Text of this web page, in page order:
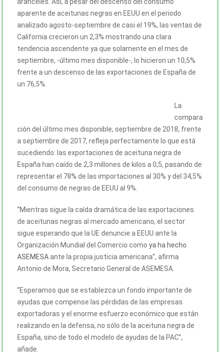
aparente de aceitunas negras en EEUU en el periodo
analizado agosto-septiembre de casi el 19%, las ventas de
California crecieron un 2,3% mostrando una clara
tendencia ascendente ya que solamente en el mes de
septiembre, -último mes disponible-, lo hicieron un 10,5%
frente a un descenso de las exportaciones de España de
un 76,5%.
La
compara
ción del último mes disponible, septiembre de 2018, frente
a septiembre de 2017, refleja perfectamente lo que está
sucediendo: las exportaciones de aceituna negra de
España han caído de 2,3 millones de kilos a 0,5, pasando de
representar el 78% de las importaciones al 30% y del 34,5%
del consumo de negras de EEUU al 9%.
“Mientras sigue la caída dramática de las exportaciones
de aceitunas negras al mercado americano, el sector
sigue esperando que la UE denuncie a EEUU ante la
Organización Mundial del Comercio como ya ha hecho
ASEMESAante la propia justicia americana”, afirma
Antonio de Mora, Secretario General de ASEMESA.
“Esperamos que se establezca un fondo importante de
ayudas que compense las pérdidas de las empresas
exportadoras y el enorme esfuerzo económico que están
realizando en la defensa, no sólo de la aceituna negra de
España, sino de todo el modelo de ayudas de la PAC”,
añade.